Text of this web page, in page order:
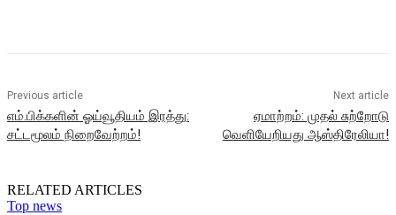
Previous article
எம்.பிக்களின் ஓய்வூதியம் இரத்து:
சட்டமூலம் நிறைவேற்றம்!
Next article
ஏமாற்றம்: முதல் சுற்றோடு
வெளியேறியது ஆஸ்திரேலியா!
RELATED ARTICLES
Top news